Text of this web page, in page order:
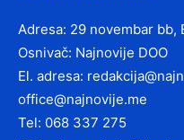
Adresa: 29 novembar bb,
Osnivač: Najnovije DOO
El. adresa:
office@najnovije.me
Tel: 068 337 275